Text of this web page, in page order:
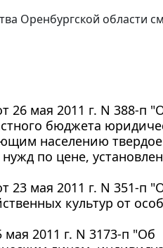
Оренбургской области
26 мая 2011 г. N 388-п
бюджета
населению
по цене,
23 мая 2011 г. N 351-п
культур от
2011 г. N 3173-п "Об